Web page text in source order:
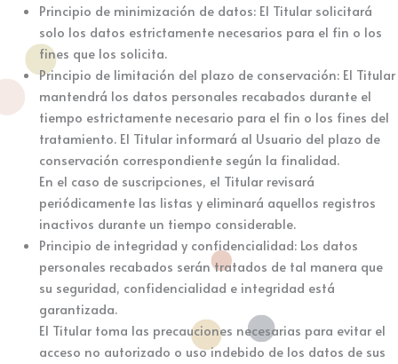
Principio de minimización de datos: El Titular solicitará
solo los datos estrictamente necesarios para el fin o los
fines que los solicita.
Principio de limitación del plazo de conservación: El Titular
mantendrá los datos personales recabados durante el
tiempo estrictamente necesario para el fin o los fines del
tratamiento. El Titular informará al Usuario del plazo de
conservación correspondiente según la finalidad.
En el caso de suscripciones, el Titular revisará
periódicamente las listas y eliminará aquellos registros
inactivos durante un tiempo considerable.
Principio de integridad y confidencialidad: Los datos
personales recabados serán tratados de tal manera que
su seguridad, confidencialidad e integridad está
garantizada.
El Titular toma las precauciones necesarias para evitar el
acceso no autorizado o uso indebido de los datos de sus